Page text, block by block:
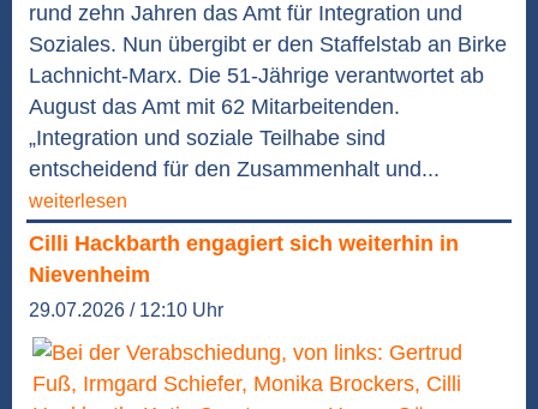
rund zehn Jahren das Amt für Integration und
Soziales. Nun übergibt er den Staffelstab an Birke
Lachnicht-Marx. Die 51-Jährige verantwortet ab
August das Amt mit 62 Mitarbeitenden.
„Integration und soziale Teilhabe sind
entscheidend für den Zusammenhalt und...
weiterlesen
Cilli Hackbarth engagiert sich weiterhin in
Nievenheim
29.07.2026 / 12:10 Uhr